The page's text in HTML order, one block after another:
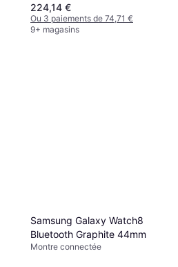
224,14 €
Ou 3 paiements de 74,71 €
9+ magasins
Samsung Galaxy Watch8
Bluetooth Graphite 44mm
Montre connectée